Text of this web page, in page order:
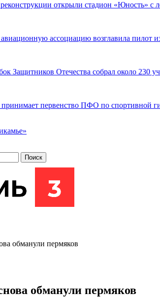
открыли стадион «Юность» с
ассоциацию возглавила пилот
Защитников Отечества собрал около 230
первенство ПФО по спортивной
обманули пермяков
обманули пермяков